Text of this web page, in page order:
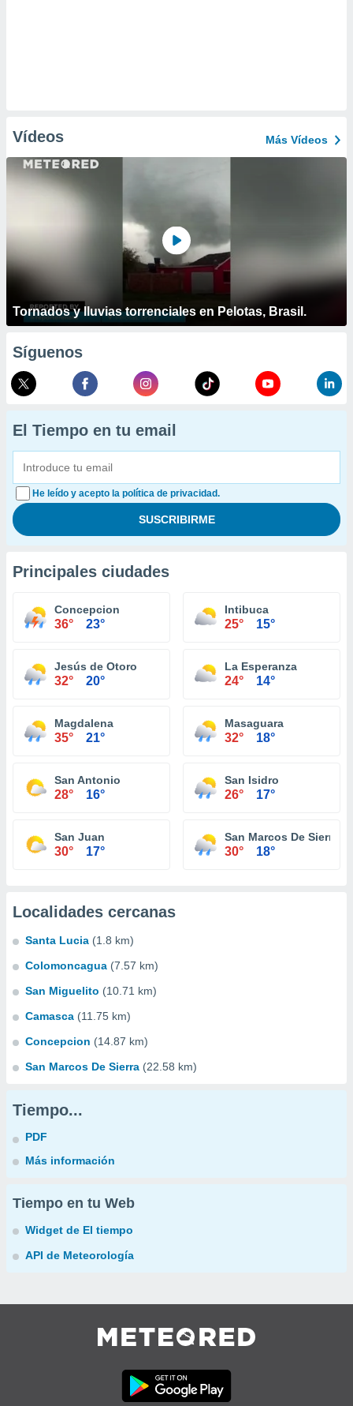
Vídeos Más Vídeos
Tornados y lluvias torrenciales en Pelotas, Brasil.
Síguenos
El Tiempo en tu email
He leído y acepto la política de privacidad.
Principales ciudades
Concepcion
36° 23°
Intibuca
25° 15°
Jesús de Otoro
32° 20°
La Esperanza
24° 14°
Magdalena
35° 21°
Masaguara
32° 18°
San Antonio
28° 16°
San Isidro
26° 17°
San Juan
30° 17°
San Marcos De Sierra
30° 18°
Localidades cercanas
Santa Lucia (1.8 km)
Colomoncagua (7.57 km)
San Miguelito (10.71 km)
Camasca (11.75 km)
Concepcion (14.87 km)
San Marcos De Sierra (22.58 km)
Tiempo...
PDF
Más información
Tiempo en tu Web
Widget de El tiempo
API de Meteorología